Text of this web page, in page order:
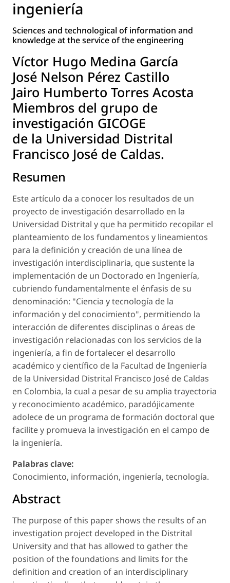
ingeniería
Sciences and technological of information and
knowledge at the service of the engineering
Víctor Hugo Medina García
José Nelson Pérez Castillo
Jairo Humberto Torres Acosta
Miembros del grupo de
investigación GICOGE
de la Universidad Distrital
Francisco José de Caldas.
Resumen
Este artículo da a conocer los resultados de un
proyecto de investigación desarrollado en la
Universidad Distrital y que ha permitido recopilar el
planteamiento de los fundamentos y lineamientos
para la definición y creación de una línea de
investigación interdisciplinaria, que sustente la
implementación de un Doctorado en Ingeniería,
cubriendo fundamentalmente el énfasis de su
denominación: "Ciencia y tecnología de la
información y del conocimiento", permitiendo la
interacción de diferentes disciplinas o áreas de
investigación relacionadas con los servicios de la
ingeniería, a fin de fortalecer el desarrollo
académico y científico de la Facultad de Ingeniería
de la Universidad Distrital Francisco José de Caldas
en Colombia, la cual a pesar de su amplia trayectoria
y reconocimiento académico, paradójicamente
adolece de un programa de formación doctoral que
facilite y promueva la investigación en el campo de
la ingeniería.
Palabras clave:
Conocimiento, información, ingeniería, tecnología.
Abstract
The purpose of this paper shows the results of an
investigation project developed in the Distrital
University and that has allowed to gather the
position of the foundations and limits for the
definition and creation of an interdisciplinary